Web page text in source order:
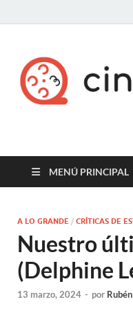
Cine
MENÚ PRINCIPAL
A LO GRANDE / CRÍTICAS DE
Nuestro
(Delphine
13 marzo, 2024 - por